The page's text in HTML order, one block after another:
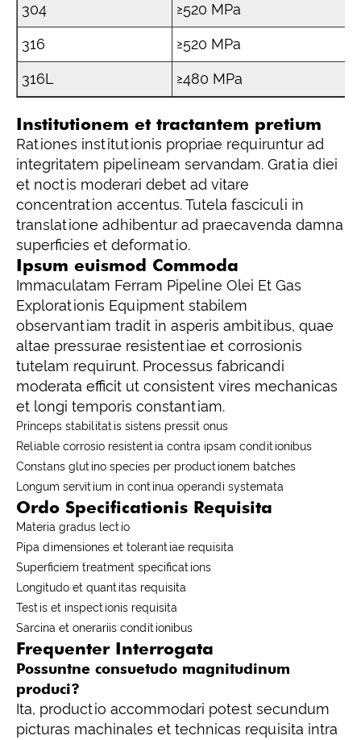
304 ≥520 MPa
316 ≥520 MPa
316L ≥480 MPa
Institutionem et tractantem pretium
Rationes institutionis propriae requiruntur ad
integritatem pipelineam servandam. Gratia diei
et noctis moderari debet ad vitare
concentration accentus. Tutela fasciculi in
translatione adhibentur ad praecavenda damna
superficies et deformatio.
Ipsum euismod Commoda
Immaculatam Ferram Pipeline Olei Et Gas
Explorationis Equipment stabilem
observantiam tradit in asperis ambitibus, quae
altae pressurae resistentiae et corrosionis
tutelam requirunt. Processus fabricandi
moderata efficit ut consistent vires mechanicas
et longi temporis constantiam.
Princeps stabilitatis sistens pressit onus
Reliable corrosio resistentia contra ipsam conditionibus
Constans glutino species per productionem batches
Longum servitium in continua operandi systemata
Ordo Specificationis Requisita
Materia gradus lectio
Pipa dimensiones et tolerantiae requisita
Superficiem treatment specifications
Longitudo et quantitas requisita
Testis et inspectionis requisita
Sarcina et onerariis conditionibus
Frequenter Interrogata
Possuntne consuetudo magnitudinum
produci?
Ita, productio accommodari potest secundum
picturas machinales et technicas requisita intra